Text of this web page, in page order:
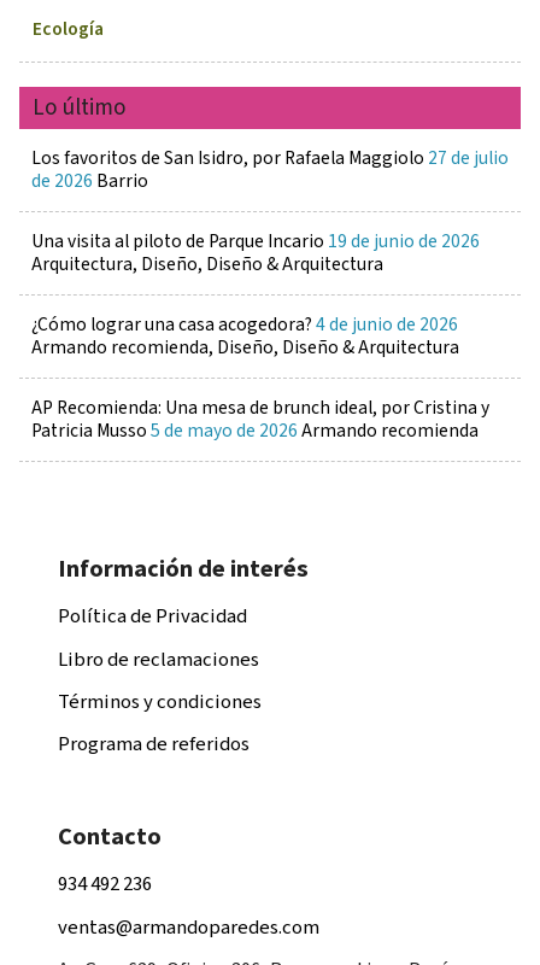
Ecología
Lo último
Los favoritos de San Isidro, por Rafaela Maggiolo 27 de julio
de 2026 Barrio
Una visita al piloto de Parque Incario 19 de junio de 2026
Arquitectura, Diseño, Diseño & Arquitectura
¿Cómo lograr una casa acogedora?4 de junio de 2026
Armando recomienda, Diseño, Diseño & Arquitectura
AP Recomienda: Una mesa de brunch ideal, por Cristina y
Patricia Musso5 de mayo de 2026Armando recomienda
Información de interés
Política de Privacidad
Libro de reclamaciones
Términos y condiciones
Programa de referidos
Contacto
934 492 236
ventas@armandoparedes.com